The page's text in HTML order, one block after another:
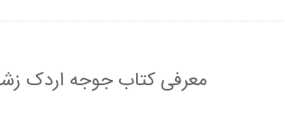
معرفی کتاب جوجه اردک